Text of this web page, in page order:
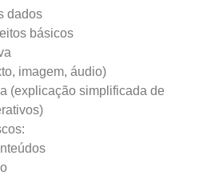
dados
básicos
imagem, áudio)
(explicação simplificada de